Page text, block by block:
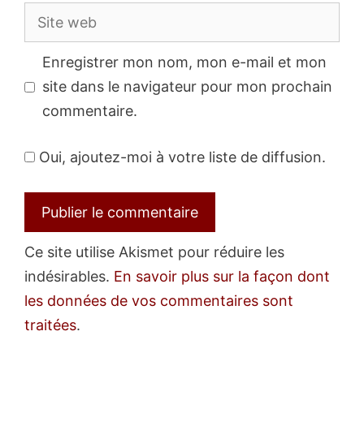
Site
web
Enregistrer mon nom, mon e-mail et mon
site dans le navigateur pour mon prochain
commentaire.
Oui, ajoutez-moi à votre liste de diffusion.
Ce site utilise Akismet pour réduire les
indésirables. En savoir plus sur la façon dont
les données de vos commentaires sont
traitées.